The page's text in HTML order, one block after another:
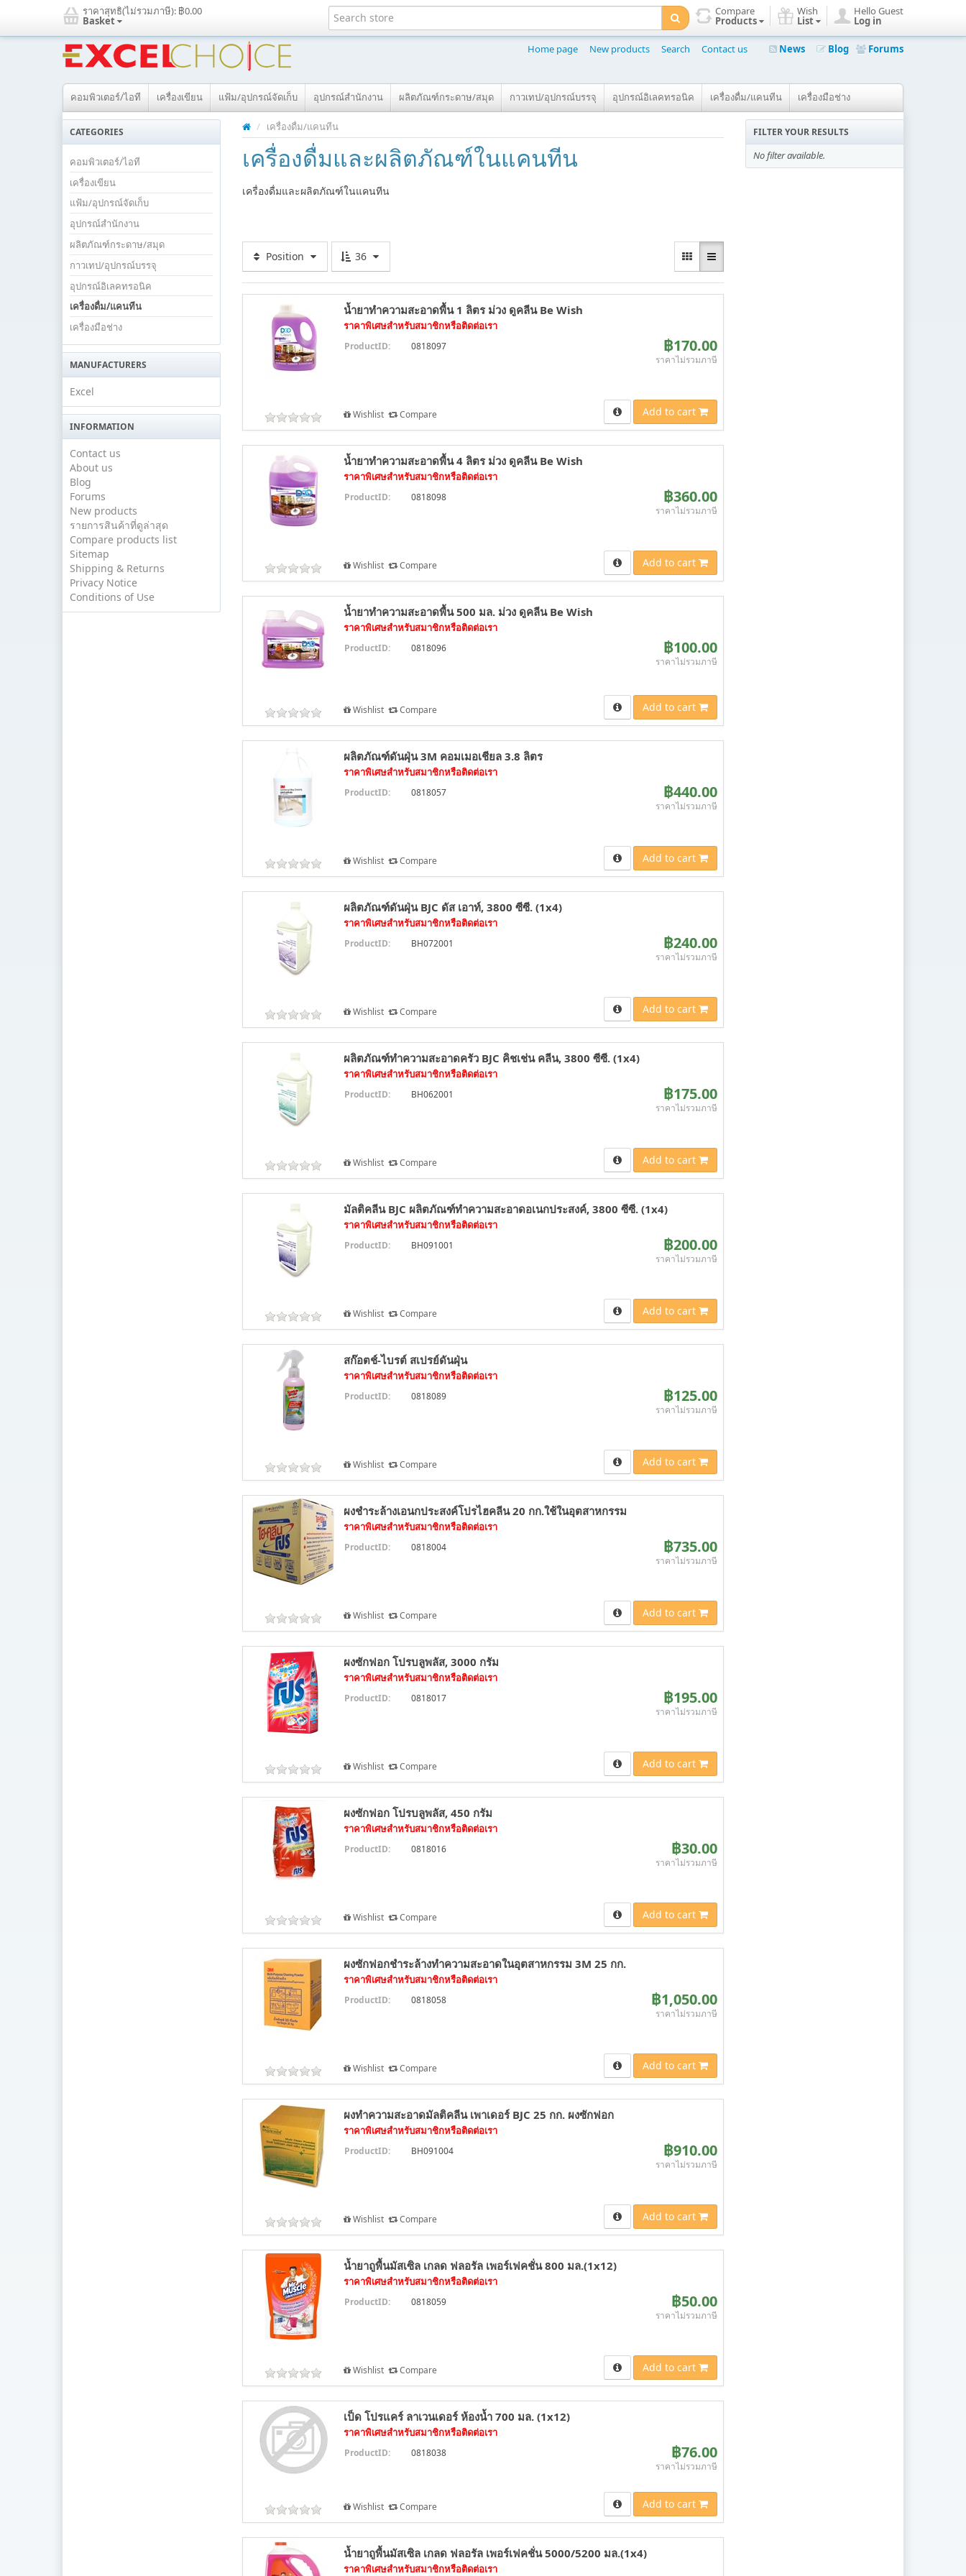
ราคาสุทธิ(ไม่รวมภาษี): ฿0.00
Basket
Hello Guest
Log in
Wish
List
Compare
Products
Home page New products Search Contact us News Blog Forums
คอมพิวเตอร์/ไอที เครื่องเขียน แฟ้ม/อุปกรณ์จัดเก็บ อุปกรณ์สำนักงาน ผลิตภัณฑ์กระดาษ/สมุด กาวเทป/อุปกรณ์บรรจุ อุปกรณ์อิเลคทรอนิค เครื่องดื่ม/แคนทีน เครื่องมือช่าง
CATEGORIES
คอมพิวเตอร์/ไอที
เครื่องเขียน
แฟ้ม/อุปกรณ์จัดเก็บ
อุปกรณ์สำนักงาน
ผลิตภัณฑ์กระดาษ/สมุด
กาวเทป/อุปกรณ์บรรจุ
อุปกรณ์อิเลคทรอนิค
เครื่องดื่ม/แคนทีน
เครื่องมือช่าง
MANUFACTURERS
Excel
INFORMATION
Contact us
About us
Blog
Forums
New products
รายการสินค้าที่ดูล่าสุด
Compare products list
Sitemap
Shipping & Returns
Privacy Notice
Conditions of Use
/ เครื่องดื่ม/แคนทีน
เครื่องดื่มและผลิตภัณฑ์ในแคนทีน
เครื่องดื่มและผลิตภัณฑ์ในแคนทีน
Position 36
น้ำยาทำความสะอาดพื้น 1 ลิตร ม่วง ดูคลีน Be Wish
ราคาพิเศษสำหรับสมาชิกหรือติดต่อเรา
ProductID: 0818097 ฿170.00
ราคาไม่รวมภาษี
Wishlist Compare Add to cart
น้ำยาทำความสะอาดพื้น 4 ลิตร ม่วง ดูคลีน Be Wish
ราคาพิเศษสำหรับสมาชิกหรือติดต่อเรา
ProductID: 0818098 ฿360.00
ราคาไม่รวมภาษี
Wishlist Compare Add to cart
น้ำยาทำความสะอาดพื้น 500 มล. ม่วง ดูคลีน Be Wish
ราคาพิเศษสำหรับสมาชิกหรือติดต่อเรา
ProductID: 0818096 ฿100.00
ราคาไม่รวมภาษี
Wishlist Compare Add to cart
ผลิตภัณฑ์ดันฝุ่น 3M คอมเมอเชียล 3.8 ลิตร
ราคาพิเศษสำหรับสมาชิกหรือติดต่อเรา
ProductID: 0818057 ฿440.00
ราคาไม่รวมภาษี
Wishlist Compare Add to cart
ผลิตภัณฑ์ดันฝุ่น BJC ดัส เอาท์, 3800 ซีซี. (1x4)
ราคาพิเศษสำหรับสมาชิกหรือติดต่อเรา
ProductID: BH072001 ฿240.00
ราคาไม่รวมภาษี
Wishlist Compare Add to cart
ผลิตภัณฑ์ทำความสะอาดครัว BJC คิชเช่น คลีน, 3800 ซีซี. (1x4)
ราคาพิเศษสำหรับสมาชิกหรือติดต่อเรา
ProductID: BH062001 ฿175.00
ราคาไม่รวมภาษี
Wishlist Compare Add to cart
มัลติคลีน BJC ผลิตภัณฑ์ทำความสะอาดอเนกประสงค์, 3800 ซีซี. (1x4)
ราคาพิเศษสำหรับสมาชิกหรือติดต่อเรา
ProductID: BH091001 ฿200.00
ราคาไม่รวมภาษี
Wishlist Compare Add to cart
สก๊อตช์-ไบรต์ สเปรย์ดันฝุ่น
ราคาพิเศษสำหรับสมาชิกหรือติดต่อเรา
ProductID: 0818089 ฿125.00
ราคาไม่รวมภาษี
Wishlist Compare Add to cart
ผงชำระล้างเอนกประสงค์โปรไฮคลีน 20 กก.ใช้ในอุตสาหกรรม
ราคาพิเศษสำหรับสมาชิกหรือติดต่อเรา
ProductID: 0818004 ฿735.00
ราคาไม่รวมภาษี
Wishlist Compare Add to cart
ผงซักฟอก โปรบลูพลัส, 3000 กรัม
ราคาพิเศษสำหรับสมาชิกหรือติดต่อเรา
ProductID: 0818017 ฿195.00
ราคาไม่รวมภาษี
Wishlist Compare Add to cart
ผงซักฟอก โปรบลูพลัส, 450 กรัม
ราคาพิเศษสำหรับสมาชิกหรือติดต่อเรา
ProductID: 0818016 ฿30.00
ราคาไม่รวมภาษี
Wishlist Compare Add to cart
ผงซักฟอกชำระล้างทำความสะอาดในอุตสาหกรรม 3M 25 กก.
ราคาพิเศษสำหรับสมาชิกหรือติดต่อเรา
ProductID: 0818058 ฿1,050.00
ราคาไม่รวมภาษี
Wishlist Compare Add to cart
ผงทำความสะอาดมัลติคลีน เพาเดอร์ BJC 25 กก. ผงซักฟอก
ราคาพิเศษสำหรับสมาชิกหรือติดต่อเรา
ProductID: BH091004 ฿910.00
ราคาไม่รวมภาษี
Wishlist Compare Add to cart
น้ำยาถูพื้นมัสเซิล เกลด ฟลอรัล เพอร์เฟคชั่น 800 มล.(1x12)
ราคาพิเศษสำหรับสมาชิกหรือติดต่อเรา
ProductID: 0818059 ฿50.00
ราคาไม่รวมภาษี
Wishlist Compare Add to cart
เป็ด โปรแคร์ ลาเวนเดอร์ ห้องน้ำ 700 มล. (1x12)
ราคาพิเศษสำหรับสมาชิกหรือติดต่อเรา
ProductID: 0818038 ฿76.00
ราคาไม่รวมภาษี
Wishlist Compare Add to cart
น้ำยาถูพื้นมัสเซิล เกลด ฟลอรัล เพอร์เฟคชั่น 5000/5200 มล.(1x4)
ราคาพิเศษสำหรับสมาชิกหรือติดต่อเรา
FILTER YOUR RESULTS
No filter available.